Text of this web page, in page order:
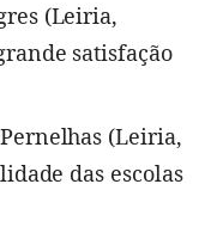
(Leiria,
satisfação
(Leiria,
das escolas